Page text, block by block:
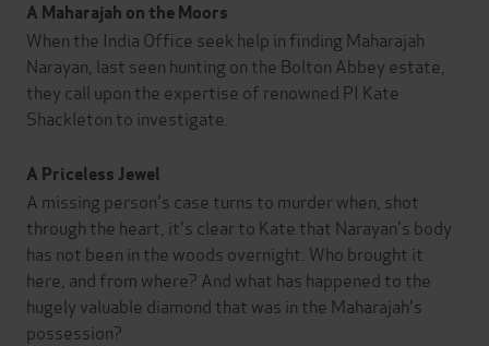
A Maharajah on the Moors
When the India Office seek help in finding Maharajah
Narayan, last seen hunting on the Bolton Abbey estate,
they call upon the expertise of renowned PI Kate
Shackleton to investigate.
A Priceless Jewel
A missing person's case turns to murder when, shot
through the heart, it's clear to Kate that Narayan's body
has not been in the woods overnight. Who brought it
here, and from where? And what has happened to the
hugely valuable diamond that was in the Maharajah's
possession?